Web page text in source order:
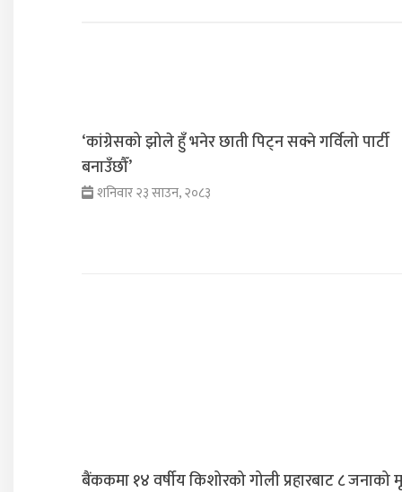
‘कांग्रेसको झोले हुँ भनेर छाती पिट्न सक्ने गर्विलो पार्टी
बनाउँछौँ’
शनिवार २३ साउन, २०८३
बैंककमा १४ वर्षीय किशोरको गोली प्रहारबाट ८ जनाको